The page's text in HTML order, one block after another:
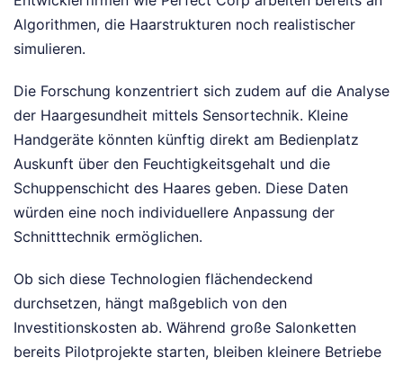
Algorithmen, die Haarstrukturen noch realistischer
simulieren.
Die Forschung konzentriert sich zudem auf die Analyse
der Haargesundheit mittels Sensortechnik. Kleine
Handgeräte könnten künftig direkt am Bedienplatz
Auskunft über den Feuchtigkeitsgehalt und die
Schuppenschicht des Haares geben. Diese Daten
würden eine noch individuellere Anpassung der
Schnitttechnik ermöglichen.
Ob sich diese Technologien flächendeckend
durchsetzen, hängt maßgeblich von den
Investitionskosten ab. Während große Salonketten
bereits Pilotprojekte starten, bleiben kleinere Betriebe